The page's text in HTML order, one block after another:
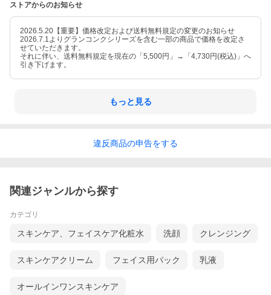
ストアからのお知らせ
2026.5.20【重要】価格改定および送料無料規定の変更のお知らせ
2026.7.1よりグランコンクシリーズを含む一部の商品で価格を改定さ
せていただきます。
それに伴い、送料無料規定を現在の「5,500円」→「4,730円(税込)」へ
引き下げます。
もっと見る
違反商品の申告をする
関連ジャンルから探す
カテゴリ
スキンケア、フェイスケア化粧水 洗顔 クレンジング
スキンケアクリーム フェイス用パック 乳液
オールインワンスキンケア